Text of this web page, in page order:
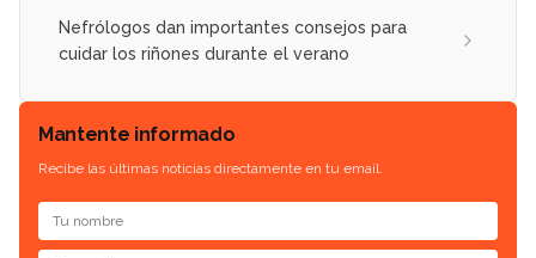
Nefrólogos dan importantes consejos para
cuidar los riñones durante el verano
Mantente informado
Recibe las últimas noticias directamente en tu email.